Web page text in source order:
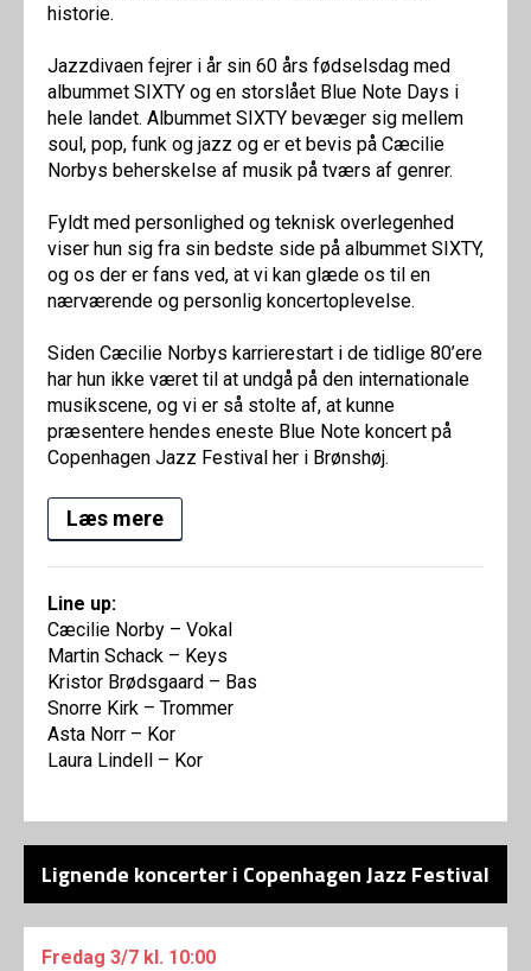
historie.
Jazzdivaen fejrer i år sin 60 års fødselsdag med
albummet SIXTY og en storslået Blue Note Days i
hele landet. Albummet SIXTY bevæger sig mellem
soul, pop, funk og jazz og er et bevis på Cæcilie
Norbys beherskelse af musik på tværs af genrer.
Fyldt med personlighed og teknisk overlegenhed
viser hun sig fra sin bedste side på albummet SIXTY,
og os der er fans ved, at vi kan glæde os til en
nærværende og personlig koncertoplevelse.
Siden Cæcilie Norbys karrierestart i de tidlige 80’ere
har hun ikke været til at undgå på den internationale
musikscene, og vi er så stolte af, at kunne
præsentere hendes eneste Blue Note koncert på
Copenhagen Jazz Festival her i Brønshøj.
Læs mere
Line up:
Cæcilie Norby – Vokal
Martin Schack – Keys
Kristor Brødsgaard – Bas
Snorre Kirk – Trommer
Asta Norr – Kor
Laura Lindell – Kor
Lignende koncerter i Copenhagen Jazz Festival
Fredag 3/7 kl. 10:00